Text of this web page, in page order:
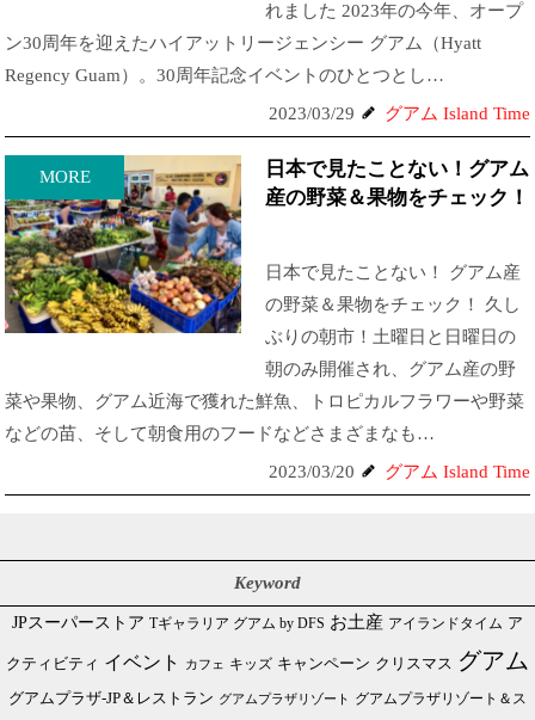
れました 2023年の今年、オープ
ン30周年を迎えたハイアットリージェンシー グアム（Hyatt
Regency Guam）。30周年記念イベントのひとつとし…
2023/03/29
グアム Island Time
MORE
日本で見たことない！グアム
産の野菜＆果物をチェック！
日本で見たことない！ グアム産
の野菜＆果物をチェック！ 久し
ぶりの朝市！土曜日と日曜日の
朝のみ開催され、グアム産の野
菜や果物、グアム近海で獲れた鮮魚、トロピカルフラワーや野菜
などの苗、そして朝食用のフードなどさまざまなも…
2023/03/20
グアム Island Time
Keyword
JPスーパーストア Tギャラリア グアム by DFS お土産 アイランドタイム ア
クティビティ イベント カフェ キッズ キャンペーン クリスマス グアム
グアムプラザ-JP＆レストラン グアムプラザリゾート グアムプラザリゾート＆ス